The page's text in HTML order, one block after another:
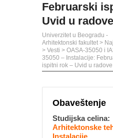
Februarski
Uvid u radove
Univerzitet u Beogradu -
Arhitektonski fakultet >
> Vesti > OASA-35050 i
35050 – Instalacije:
ispitni rok – Uvid u radove
Obaveštenje
Studijska celina:
Arhitektonske
Instalacije